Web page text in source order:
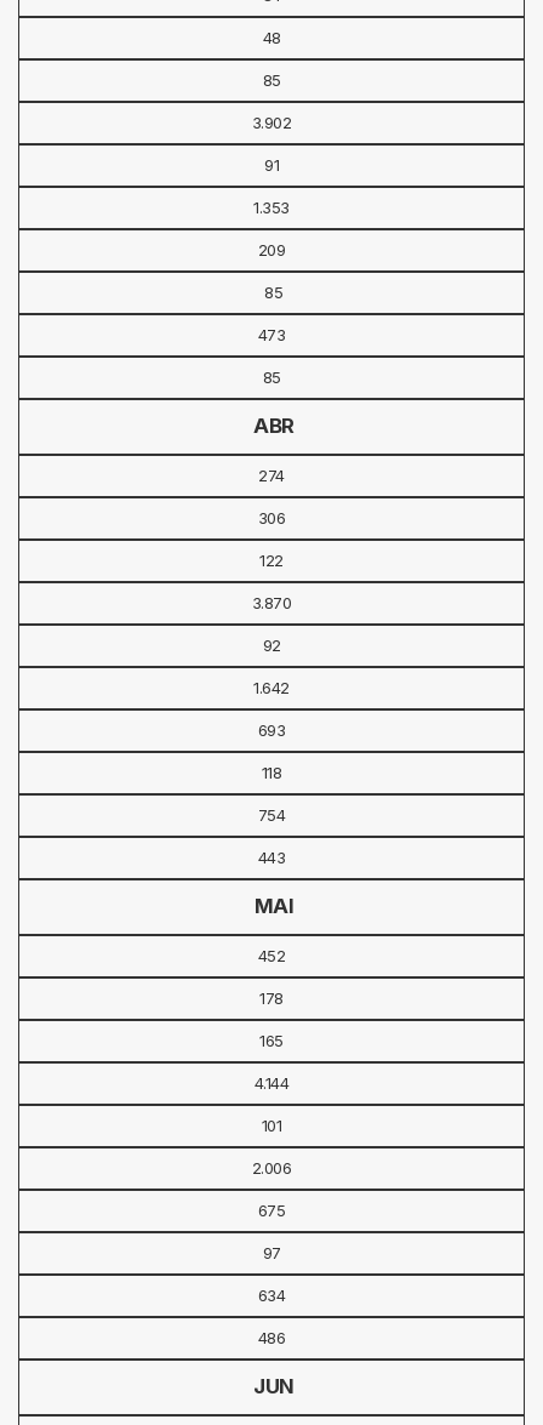
48
85
3.902
91
1.353
209
85
473
85
ABR
274
306
122
3.870
92
1.642
693
118
754
443
MAI
452
178
165
4.144
101
2.006
675
97
634
486
JUN